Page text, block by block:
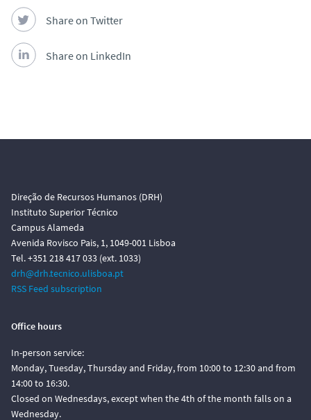
Share on Twitter
Share on LinkedIn
Direção de Recursos Humanos (DRH)
Instituto Superior Técnico
Campus Alameda
Avenida Rovisco Pais, 1, 1049-001 Lisboa
Tel. +351 218 417 033 (ext. 1033)
drh@drh.tecnico.ulisboa.pt
RSS Feed subscription
Office hours
In-person service:
Monday, Tuesday, Thursday and Friday, from 10:00 to 12:30 and from
14:00 to 16:30.
Closed on Wednesdays, except when the 4th of the month falls on a
Wednesday.